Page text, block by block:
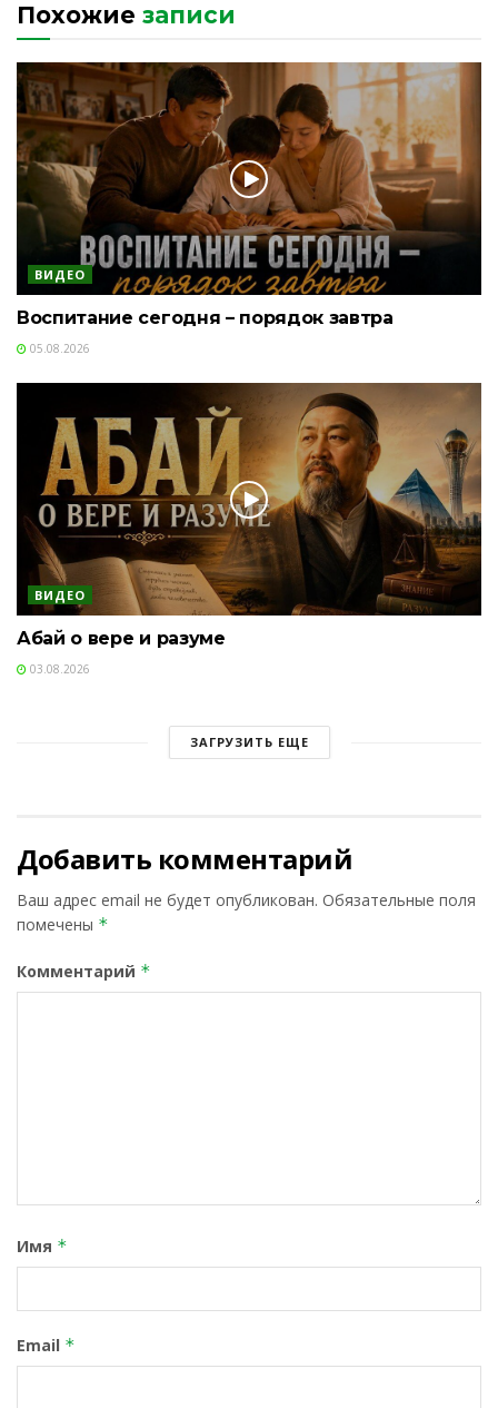
Похожие записи
ВИДЕО
Воспитание сегодня – порядок завтра
05.08.2026
ВИДЕО
Абай о вере и разуме
03.08.2026
ЗАГРУЗИТЬ ЕЩЕ
Добавить комментарий
Ваш адрес email не будет опубликован. Обязательные поля
помечены *
Комментарий *
Имя *
Email *